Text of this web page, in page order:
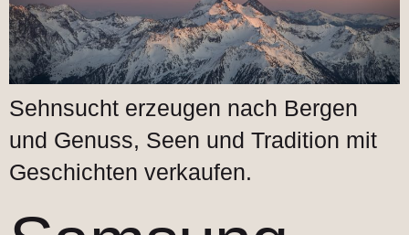
Sehnsucht erzeugen nach Bergen
und Genuss, Seen und Tradition mit
Geschichten verkaufen.